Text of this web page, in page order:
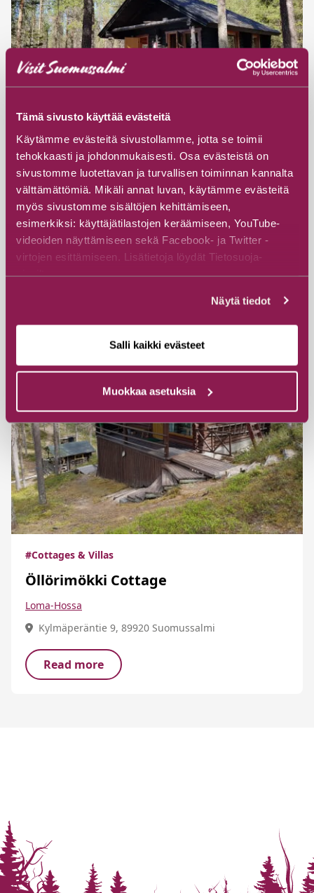
Tämä sivusto käyttää evästeitä
Käytämme evästeitä sivustollamme, jotta se toimii
tehokkaasti ja johdonmukaisesti. Osa evästeistä on
sivustomme luotettavan ja turvallisen toiminnan kannalta
välttämättömiä. Mikäli annat luvan, käytämme evästeitä
myös sivustomme sisältöjen kehittämiseen,
esimerkiksi: käyttäjätilastojen keräämiseen, YouTube-
videoiden näyttämiseen sekä Facebook- ja Twitter -
virtojen esittämiseen. Lisätietoja löydät Tietosuoja-
sivuiltamme.
Näytä tiedot
Salli kaikki evästeet
Muokkaa asetuksia
#Cottages & Villas
Tiuku Cottage
Loma-Hossa
Hossantie 312, 89920 Suomussalmi
Read more
#Cottages & Villas
Öllörimökki Cottage
Loma-Hossa
Kylmäperäntie 9, 89920 Suomussalmi
Read more